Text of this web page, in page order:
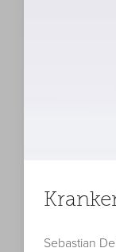
Sebastian